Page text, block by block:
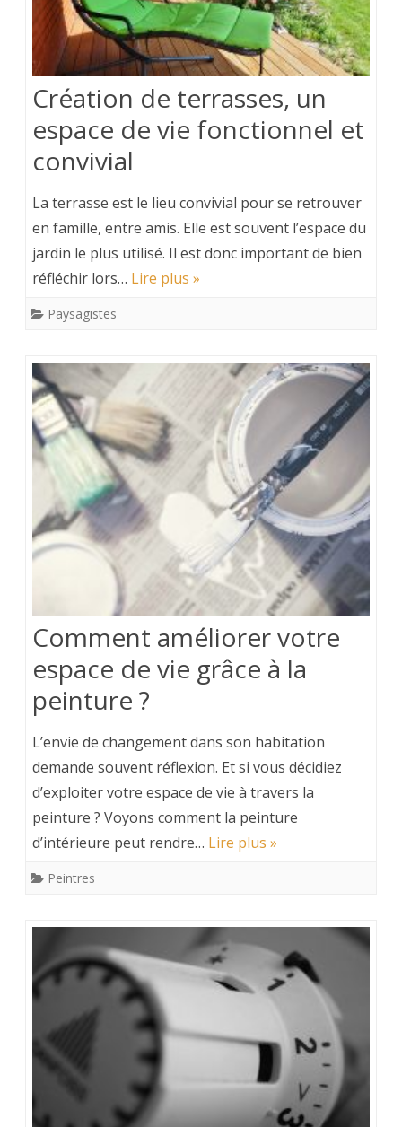
Création de terrasses, un
espace de vie fonctionnel et
convivial
La terrasse est le lieu convivial pour se retrouver
en famille, entre amis. Elle est souvent l’espace du
jardin le plus utilisé. Il est donc important de bien
réfléchir lors… Lire plus »
Paysagistes
Comment améliorer votre
espace de vie grâce à la
peinture ?
L’envie de changement dans son habitation
demande souvent réflexion. Et si vous décidiez
d’exploiter votre espace de vie à travers la
peinture ? Voyons comment la peinture
d’intérieure peut rendre… Lire plus »
Peintres